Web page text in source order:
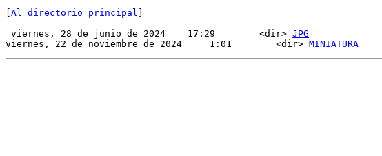
[Al directorio principal]
viernes, 28 de junio de 2024    17:29        <dir> JPG
viernes, 22 de noviembre de 2024     1:01        <dir> MINIATURA